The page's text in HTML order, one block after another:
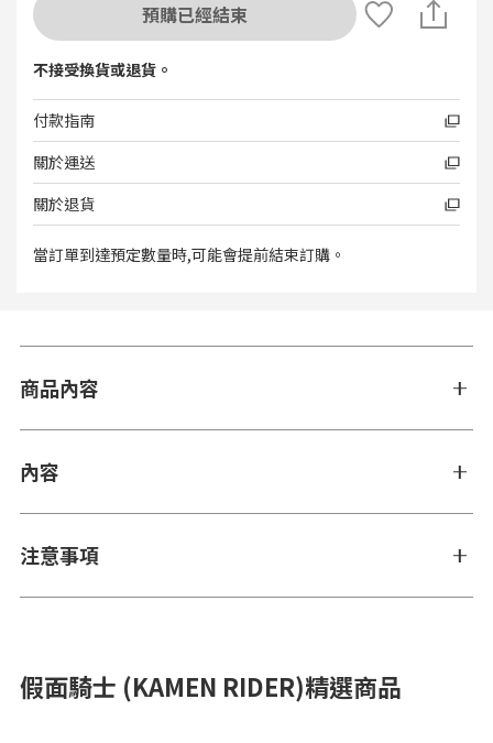
預購已經結束
不接受換貨或退貨。
付款指南
關於運送
關於退貨
當訂單到達預定數量時,可能會提前結束訂購。
商品內容
內容
注意事項
假面騎士 (KAMEN RIDER)精選商品